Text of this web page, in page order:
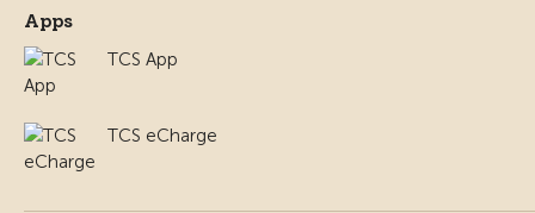
Apps
TCS App
TCS eCharge